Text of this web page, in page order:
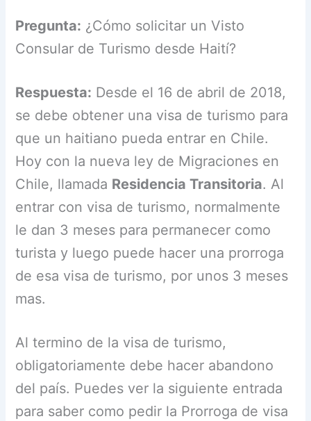
Pregunta: ¿Cómo solicitar un Visto
Consular de Turismo desde Haití?
Respuesta: Desde el 16 de abril de 2018,
se debe obtener una visa de turismo para
que un haitiano pueda entrar en Chile.
Hoy con la nueva ley de Migraciones en
Chile, llamada Residencia Transitoria. Al
entrar con visa de turismo, normalmente
le dan 3 meses para permanecer como
turista y luego puede hacer una prorroga
de esa visa de turismo, por unos 3 meses
mas.
Al termino de la visa de turismo,
obligatoriamente debe hacer abandono
del país. Puedes ver la siguiente entrada
para saber como pedir la Prorroga de visa